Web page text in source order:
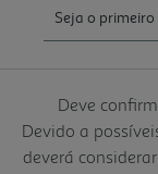
Deve
Devido a
deverá